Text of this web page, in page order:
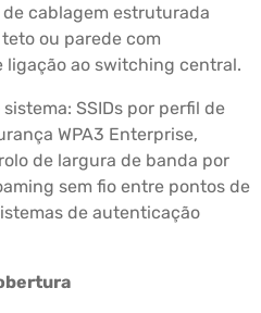
cablagem estruturada
ou parede com
ligação ao switching central.
SSIDs por perfil de
WPA3 Enterprise,
de largura de banda por
sem fio entre pontos de
de autenticação